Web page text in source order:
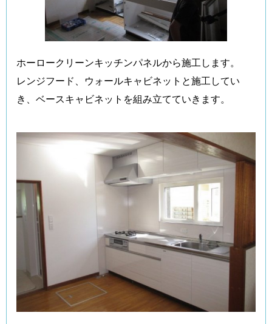
ホーロークリーンキッチンパネルから施工します。
レンジフード、ウォールキャビネットと施工してい
き、ベースキャビネットを組み立てていきます。